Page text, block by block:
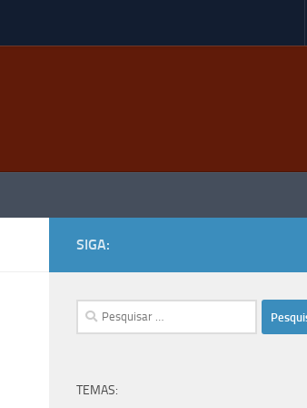
SIGA:
Pesquisar
por:
TEMAS: